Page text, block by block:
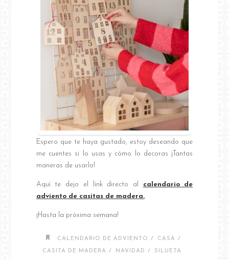
Espero que te haya gustado, estoy deseando que
me cuentes si lo usas y cómo lo decoras ¡Tantas
maneras de usarlo!
Aquí te dejo el link directo al
calendario de
adviento de casitas de madera.
¡Hasta la próxima semana!
CALENDARIO DE ADVIENTO / CASA /
CASITA DE MADERA / NAVIDAD / SILUETA